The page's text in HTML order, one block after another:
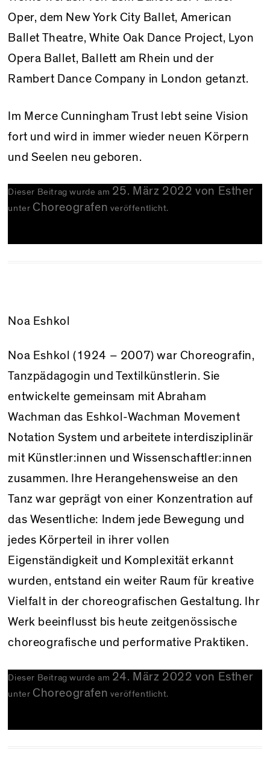
Oper, dem New York City Ballet, American
Ballet Theatre, White Oak Dance Project, Lyon
Opera Ballet, Ballett am Rhein und der
Rambert Dance Company in London getanzt.
Im Merce Cunningham Trust lebt seine Vision
fort und wird in immer wieder neuen Körpern
und Seelen neu geboren.
Dieser Beitrag wurde am 25. März 2022 von Esther
unter Choreografen veröffentlicht.
Noa Eshkol
Noa Eshkol (1924 – 2007) war Choreografin,
Tanzpädagogin und Textilkünstlerin. Sie
entwickelte gemeinsam mit Abraham
Wachman das Eshkol-Wachman Movement
Notation System und arbeitete interdisziplinär
mit Künstler:innen und Wissenschaftler:innen
zusammen. Ihre Herangehensweise an den
Tanz war geprägt von einer Konzentration auf
das Wesentliche: Indem jede Bewegung und
jedes Körperteil in ihrer vollen
Eigenständigkeit und Komplexität erkannt
wurden, entstand ein weiter Raum für kreative
Vielfalt in der choreografischen Gestaltung. Ihr
Werk beeinflusst bis heute zeitgenössische
choreografische und performative Praktiken.
Dieser Beitrag wurde am 24. März 2022 von Esther
unter Choreografen veröffentlicht.